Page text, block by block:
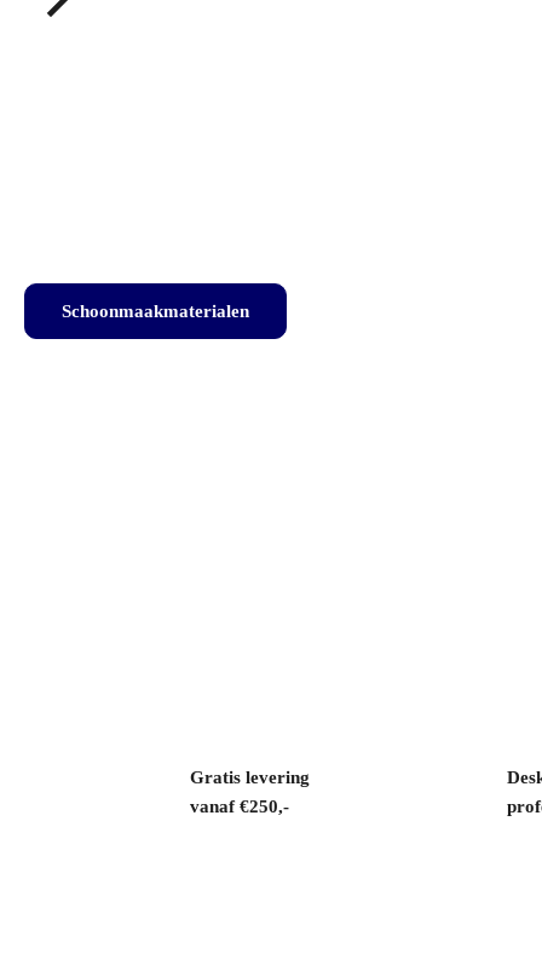
Schoonmaakmaterialen
Gratis levering
vanaf €250,-